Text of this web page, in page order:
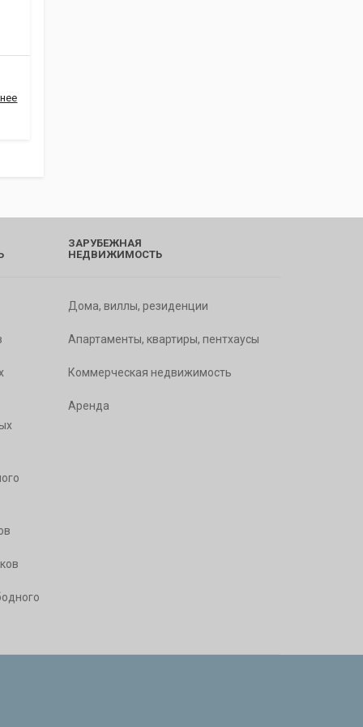
ЗАРУБЕЖНАЯ
НЕДВИЖИМОСТЬ
Дома, виллы, резиденции
Апартаменты, квартиры, пентхаусы
Коммерческая недвижимость
Аренда